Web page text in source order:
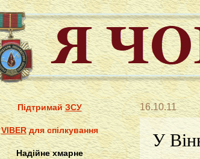
16.10.11
У
ПідтримайЗСУ
VIBERдля спілкування
Надійне хмарне